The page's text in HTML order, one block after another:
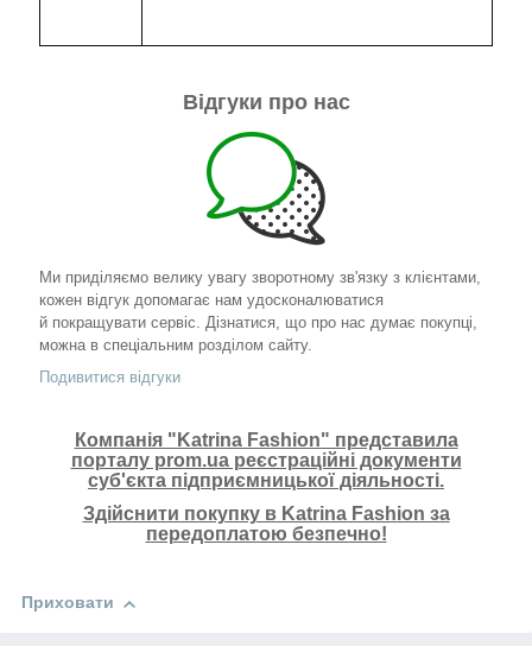
Відгуки про нас
Ми приділяємо велику увагу зворотному зв'язку з клієнтами,
кожен відгук допомагає нам удосконалюватися
й покращувати сервіс. Дізнатися, що про нас думає покупці,
можна в спеціальним розділом сайту.
Подивитися відгуки
Компанія "Katrina Fashion" представила
порталу prom.ua реєстраційні документи
суб'єкта підприємницької діяльності.
Здійснити покупку в Katrina Fashion за
передоплатою безпечно!
Приховати